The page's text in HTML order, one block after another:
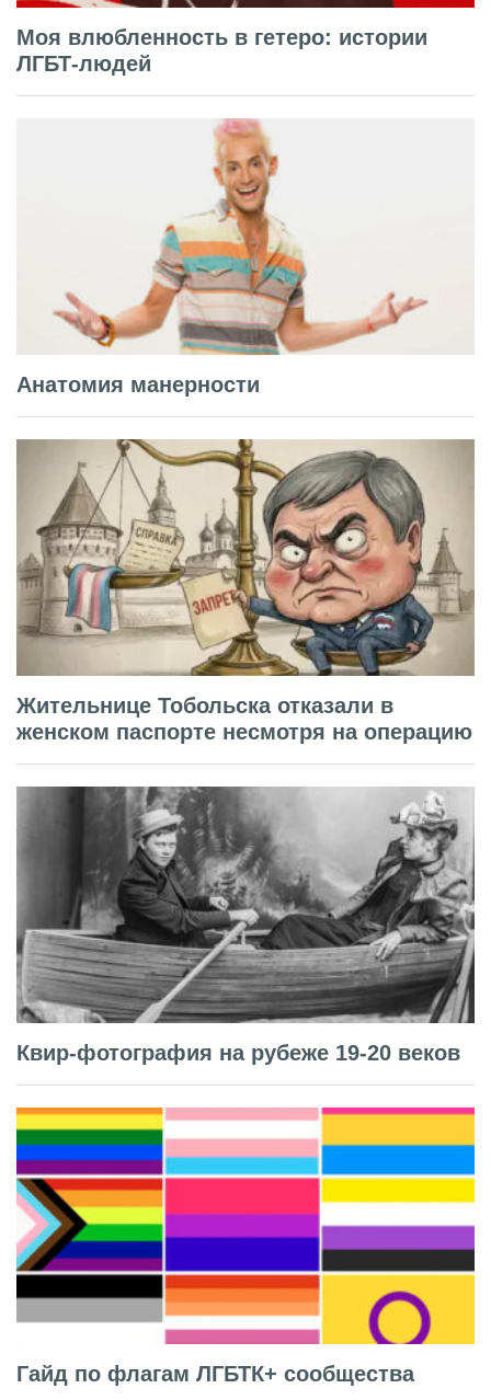
Моя влюбленность в гетеро: истории
ЛГБТ-людей
Анатомия манерности
Жительнице Тобольска отказали в
женском паспорте несмотря на операцию
Квир-фотография на рубеже 19-20 веков
Гайд по флагам ЛГБТК+ сообщества